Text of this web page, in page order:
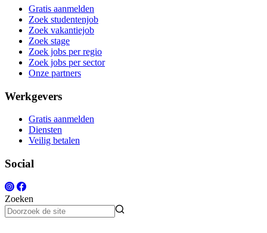
Gratis aanmelden
Zoek studentenjob
Zoek vakantiejob
Zoek stage
Zoek jobs per regio
Zoek jobs per sector
Onze partners
Werkgevers
Gratis aanmelden
Diensten
Veilig betalen
Social
Zoeken